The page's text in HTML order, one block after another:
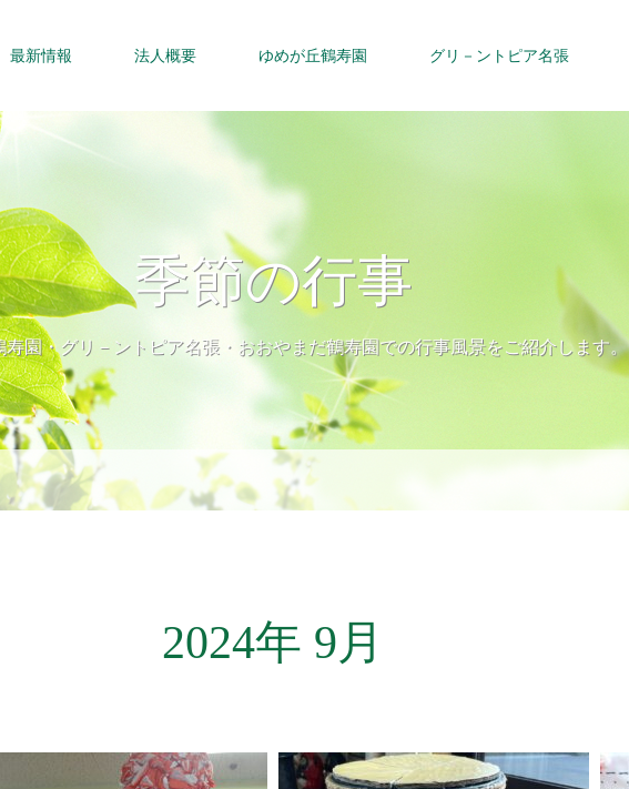
最新情報 法人概要 ゆめが丘鶴寿園 グリ－ントピア名張
季節の行事
寿園・グリ－ントピア名張・おおやまだ鶴寿園での行事風景をご紹介します。
2024年 9月